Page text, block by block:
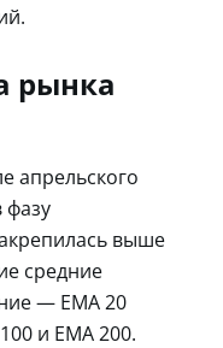
рынка
апрельского
выше
средние
— EMA 20
и EMA 200.